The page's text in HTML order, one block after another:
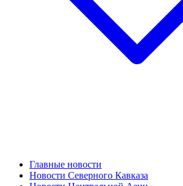
Главные новости
Новости Северного Кавказа